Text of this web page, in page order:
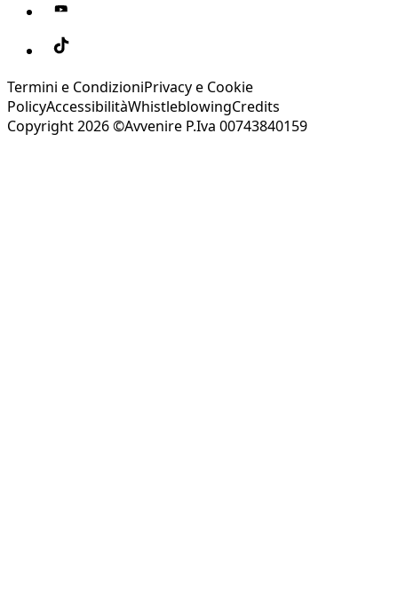
Termini e CondizioniPrivacy e Cookie
PolicyAccessibilitàWhistleblowingCredits
Copyright 2026 ©Avvenire P.Iva 00743840159